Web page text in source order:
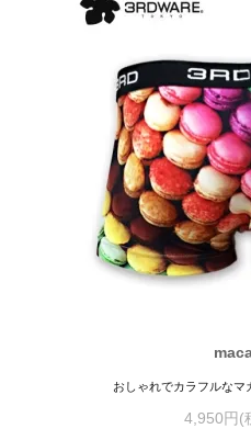
おしゃれでカラフルなマ
4,950円(